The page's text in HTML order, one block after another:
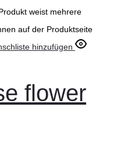
weist mehrere
auf der Produktseite
hinzufügen
flower